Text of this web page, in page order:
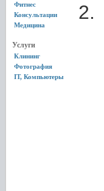
Фитнес
Консультации
Медицина
Услуги
Клининг
Фотография
IT, Компьютеры